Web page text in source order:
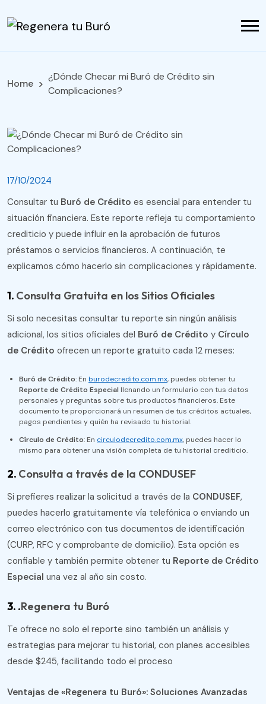
Home
¿Dónde Checar mi Buró de Crédito sin
Complicaciones?
17/10/2024
Consultar tu Buró de Crédito es esencial para entender tu
situación financiera. Este reporte refleja tu comportamiento
crediticio y puede influir en la aprobación de futuros
préstamos o servicios financieros. A continuación, te
explicamos cómo hacerlo sin complicaciones y rápidamente.
1. Consulta Gratuita en los Sitios Oficiales
Si solo necesitas consultar tu reporte sin ningún análisis
adicional, los sitios oficiales del Buró de Crédito y Círculo
de Crédito ofrecen un reporte gratuito cada 12 meses:
Buró de Crédito: En burodecredito.com.mx, puedes obtener tu
Reporte de Crédito Especial llenando un formulario con tus datos
personales y preguntas sobre tus productos financieros. Este
documento te proporcionará un resumen de tus créditos actuales,
pagos pendientes y quién ha revisado tu historial.
Círculo de Crédito: En circulodecredito.com.mx, puedes hacer lo
mismo para obtener una visión completa de tu historial crediticio​.
2. Consulta a través de la CONDUSEF
Si prefieres realizar la solicitud a través de la CONDUSEF,
puedes hacerlo gratuitamente vía telefónica o enviando un
correo electrónico con tus documentos de identificación
(CURP, RFC y comprobante de domicilio). Esta opción es
confiable y también permite obtener tu Reporte de Crédito
Especial una vez al año sin costo​.
3. .Regenera tu Buró
Te ofrece no solo el reporte sino también un análisis y
estrategias para mejorar tu historial, con planes accesibles
desde $245, facilitando todo el proceso​
Ventajas de «Regenera tu Buró»: Soluciones Avanzadas